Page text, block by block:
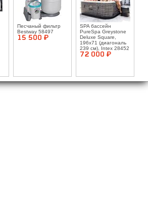
Песчаный фильтр
Bestway 58497
15 500 ¤
SPA бассейн
PureSpa Greystone
Deluxe Square,
196x71 (диагональ
239 см), Intex 28452
72 000 ¤